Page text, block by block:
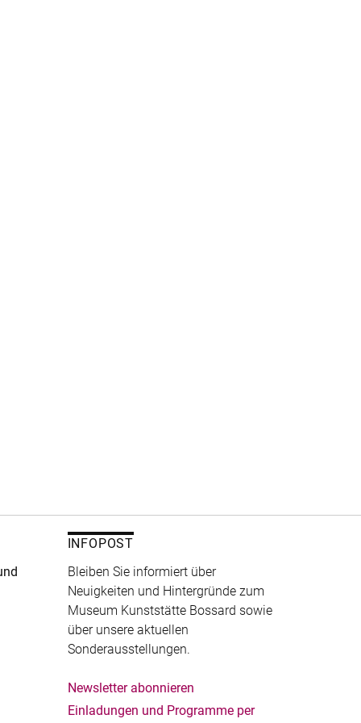
INFOPOST
Bleiben Sie informiert über
Neuigkeiten und Hintergründe zum
Museum Kunststätte Bossard sowie
über unsere aktuellen
Sonderausstellungen.
Newsletter abonnieren
Einladungen und Programme per